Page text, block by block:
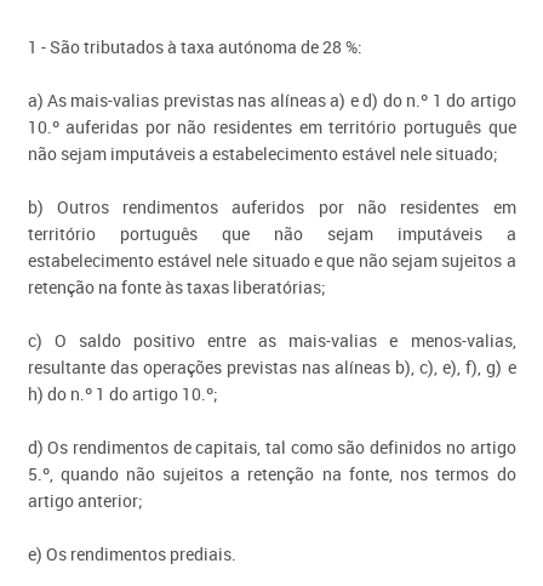
1 - São tributados à taxa autónoma de 28 %:
a) As mais-valias previstas nas alíneas a) e d) do n.º 1 do artigo
10.º auferidas por não residentes em território português que
não sejam imputáveis a estabelecimento estável nele situado;
b) Outros rendimentos auferidos por não residentes em
território português que não sejam imputáveis a
estabelecimento estável nele situado e que não sejam sujeitos a
retenção na fonte às taxas liberatórias;
c) O saldo positivo entre as mais-valias e menos-valias,
resultante das operações previstas nas alíneas b), c), e), f), g) e
h) do n.º 1 do artigo 10.º;
d) Os rendimentos de capitais, tal como são definidos no artigo
5.º, quando não sujeitos a retenção na fonte, nos termos do
artigo anterior;
e) Os rendimentos prediais.